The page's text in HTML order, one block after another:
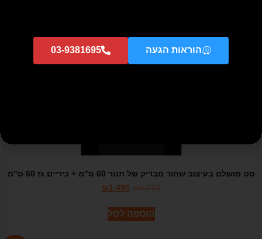
סט מושלם בעיצוב שחור מבריק של תנור 60 ס"מ + כיריים גז 60 ס"מ
₪1,495
הוספה לסל
הוראות הגעה 03-9381695